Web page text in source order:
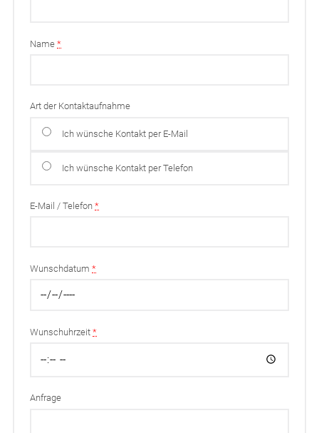
Name*
Art der Kontaktaufnahme
Ich wünsche Kontakt per E-Mail
Ich wünsche Kontakt per Telefon
E-Mail / Telefon*
Wunschdatum*
Wunschuhrzeit*
Anfrage